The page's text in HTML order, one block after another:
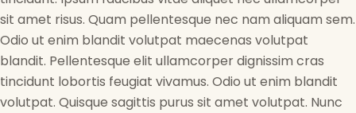
sit amet risus. Quam pellentesque nec nam aliquam sem.
Odio ut enim blandit volutpat maecenas volutpat
blandit. Pellentesque elit ullamcorper dignissim cras
tincidunt lobortis feugiat vivamus. Odio ut enim blandit
volutpat. Quisque sagittis purus sit amet volutpat. Nunc